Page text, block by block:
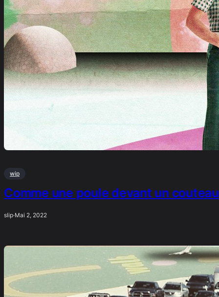
wip
Comme une poule devant un couteau
slip·Mai 2, 2022